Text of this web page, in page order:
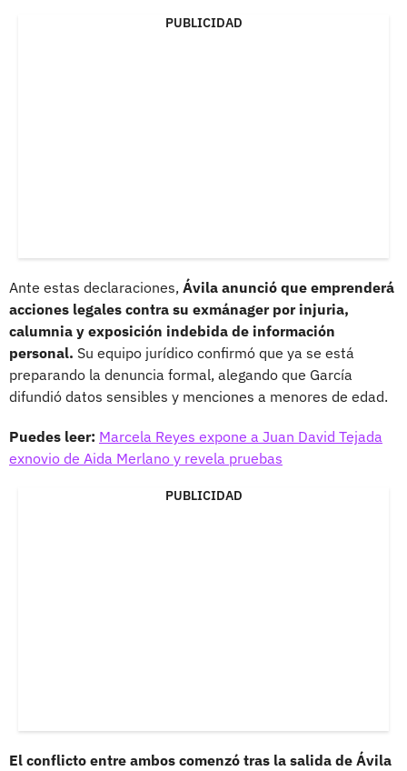
PUBLICIDAD
Ante estas declaraciones, Ávila anunció que emprenderá
acciones legales contra su exmánager por injuria,
calumnia y exposición indebida de información
personal. Su equipo jurídico confirmó que ya se está
preparando la denuncia formal, alegando que García
difundió datos sensibles y menciones a menores de edad.
Puedes leer: Marcela Reyes expone a Juan David Tejada
exnovio de Aida Merlano y revela pruebas
PUBLICIDAD
El conflicto entre ambos comenzó tras la salida de Ávila